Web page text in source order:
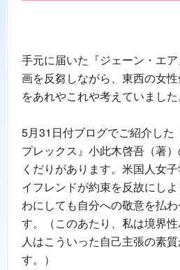
手元に届いた『ジェーン・エ
画を反芻しながら、東西の女
をあれやこれや考えていました
5月31日付ブログでご紹介した
プレックス』小此木啓吾（著
くだりがあります。米国人女
イフレンドが約束を反故にし
わにしても自分への敬意を払
す。（このあたり、私は境界
人はこういった自己主張の素
す。）